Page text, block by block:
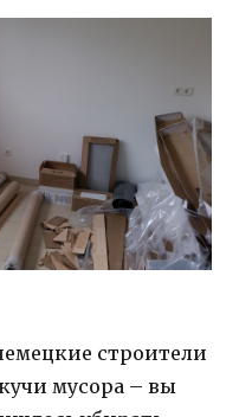
строители
мусора – вы